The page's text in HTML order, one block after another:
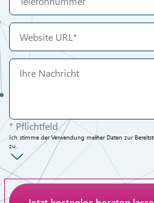
* Pflichtfeld
Ich stimme der Verwendung meiner Daten zur
zu.